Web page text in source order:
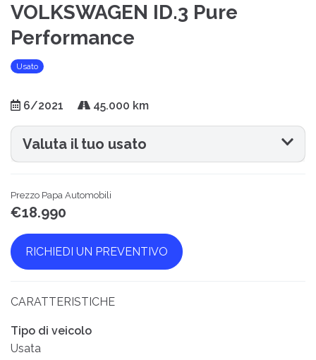
VOLKSWAGEN ID.3 Pure
Performance
Usato
6/2021 45.000 km
Valuta il tuo usato
Prezzo Papa Automobili
€18.990
RICHIEDI UN PREVENTIVO
CARATTERISTICHE
Tipo di veicolo
Usata